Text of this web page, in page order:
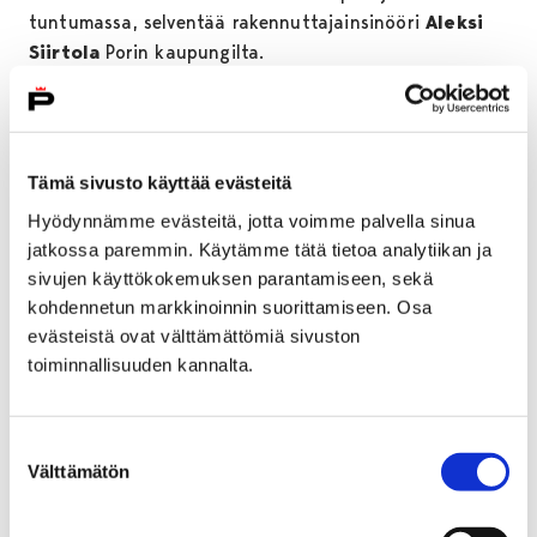
Tämä sivusto käyttää evästeitä
Hyödynnämme evästeitä, jotta voimme palvella sinua
jatkossa paremmin. Käytämme tätä tietoa analytiikan ja
sivujen käyttökokemuksen parantamiseen, sekä
kohdennetun markkinoinnin suorittamiseen. Osa
evästeistä ovat välttämättömiä sivuston
toiminnallisuuden kannalta.
valinta
Välttämätön
tuntumassa, selventää rakennuttajainsinööriAleksi
Siirtola Porin kaupungilta.
– Kosteikon ympäristö on kunnostamisen myötä
siistiytynyt ja vesistöä on ruopattu. Tavoitteena on
hoitaa veden laadun puhdistamista rauhassa. Vielä
tulevat pari vuotta alueen nurmikoita tullaan
niittämään hieman tiheämmin. Samalla pyritään
pääsemään eroon haastavimmista kasvilajeista, kuten
nokkosesta ja jättipalsamista. Myös kosteikon veden
laatua tutkitaan säännöllisesti vielä tämän vuoden
ajan, jatkaa Siirtola.
Lotskerin kosteikon tavoitteena on puhdistaa ja
neutralisoida vettä luonnonmukaisesti sekä lisätä
luonnon monimuotoisuutta, alueen toimivuutta ja